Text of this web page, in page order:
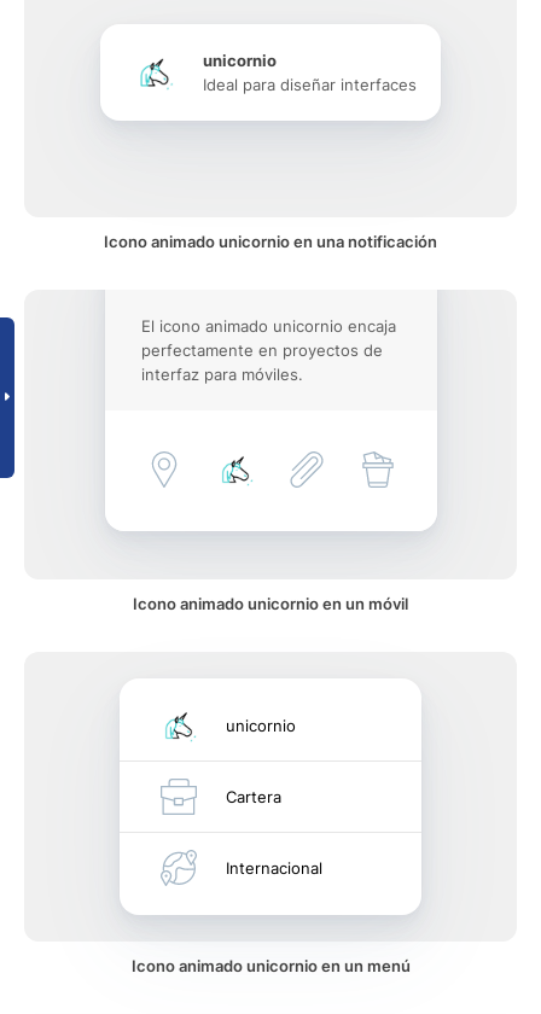
unicornio
Ideal para diseñar interfaces
Icono animado unicornio en una notificación
El icono animado unicornio encaja
perfectamente en proyectos de
interfaz para móviles.
Icono animado unicornio en un móvil
unicornio
Cartera
Internacional
Icono animado unicornio en un menú